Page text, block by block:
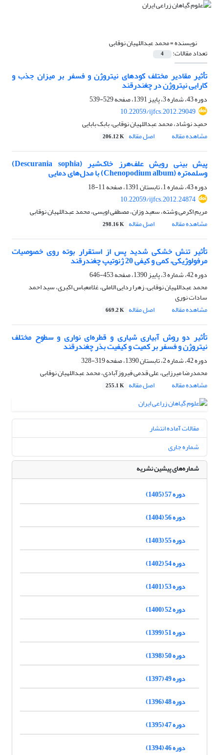
نویسنده =محمد عبداللهیان نوقابی
تعداد مقالات: 4
تأثیر مقادیر مختلف کودهای نیتروژن و فسفر بر میزان جذب و
کارایی نیتروژن در چغندرقند
دوره 43، شماره 3، پاییز 1391، صفحه
529-539
10.22059/ijfcs.2012.29049
حمید نوشاد، محمد عبداللهیان نوقابی، بابک بابایی
مشاهده مقاله
اصل مقاله 206.12 K
پیش بینی رویش علف‌هرز خاک‌شیر (Descurania sophia)
وسلمه‌تره (Chenopodium album) با مدل‌های دمایی
دوره 43، شماره 1، تابستان 1391، صفحه
11-18
10.22059/ijfcs.2012.24874
مریم اکرمی وشته، سعید وزان، مصطفی اویسی، محمد عبداللهیان نوقابی
مشاهده مقاله
اصل مقاله 298.16 K
تأثیر تنش خشکی شدید پس از استقرار بوته روی خصوصیات
مرفولوژیکی، کمی و کیفی 20 ژنوتیپ چغندرقند
دوره 42، شماره 3، پاییز 1390، صفحه
453-646
محمد عبداللهیان نوقابی، زهرا ردایی الاملی، غلامعباس اکبری، سید احمد
سادات نوری
مشاهده مقاله
اصل مقاله 669.2 K
تأثیر دو روش آبیاری شیاری و قطره‌ای نواری و سطوح مختلف
نیتروژن و فسفر بر کمیت و کیفیت بذر چغندرقند
دوره 42، شماره 2، تابستان 1390، صفحه
319-328
محمدرضا میرزایی، علی قدمی فیروزآبادی، محمد عبداللهیان نوقابی
مشاهده مقاله
اصل مقاله 255.1 K
مقالات آماده انتشار
شماره جاری
شماره‌های پیشین نشریه
دوره 57 (1405)
دوره 56 (1404)
دوره 55 (1403)
دوره 54 (1402)
دوره 53 (1401)
دوره 52 (1400)
دوره 51 (1399)
دوره 50 (1398)
دوره 49 (1397)
دوره 48 (1396)
دوره 47 (1395)
دوره 46 (1394)